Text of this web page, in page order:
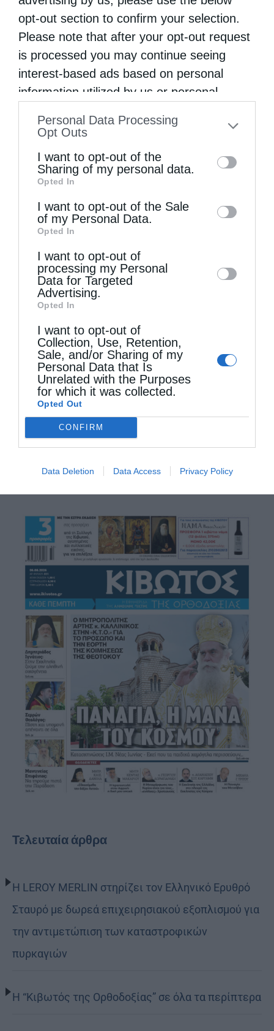
opt-out section to confirm your selection.
Please note that after your opt-out request
is processed you may continue seeing
interest-based ads based on personal
information utilized by us or personal
to your opt-out. You may separately opt-out
information by third parties on the IAB’s list
of downstream participants. This
information may also be disclosed by us to
third parties on theIAB’s List of
Downstream Participants
disclose it to other third parties.
Personal Data Processing
Opt Outs
I want to opt-out of the
Sharing of my personal data.
Opted In
I want to opt-out of the Sale
of my Personal Data.
Opted In
I want to opt-out of
processing my Personal
Data for Targeted
Advertising.
Opted In
I want to opt-out of
Collection, Use, Retention,
Sale, and/or Sharing of my
Personal Data that Is
Unrelated with the Purposes
for which it was collected.
Opted Out
CONFIRM
Data Deletion Data Access Privacy Policy
τουλάχιστον αυτά …
Λέρος: Η Λίνα Μενδώνη στην Αγία Κιουρά
christina 20 Σεπτεμβρίου 2020
υπουργός Πολιτισμού και Αθλητισμού, Λίνα
Μενδώνη, στη Λέρο, «η πρώτη φορά που
Υπουργός Πολιτισμού επισκέπτεται τη Λέρο,
νησί με πολύ πλούσιο και εξαιρετικά
ιδιαίτερο πολιτιστικό …
Τελευταία άρθρα
Η LEROY MERLIN στηρίζει τον Ελληνικό Ερυθρό
Σταυρό με δωρεά επιχειρησιακού εξοπλισμού για
την αντιμετώπιση των καταστροφικών
πυρκαγιών
Η “Κιβωτός της Ορθοδοξίας” σε όλα τα περίπτερα